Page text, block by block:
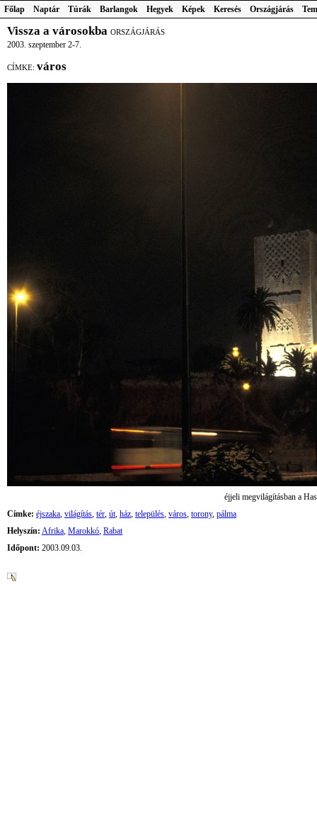
Főlap Naptár Túrák Barlangok Hegyek Képek Keresés Országjárás
Vissza a városokba ORSZÁGJÁRÁS
2003. szeptember 2-7.
CÍMKE: város
éjjeli megvilágításban a
Címke: éjszaka, világítás, tér, út, ház, település, város, torony, pálma
Helyszín: Afrika, Marokkó, Rabat
Időpont: 2003.09.03.